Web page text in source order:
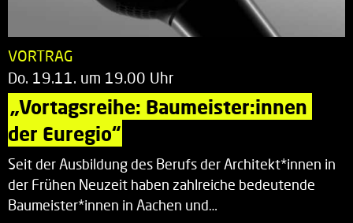
VORTRAG
Do. 19.11. um 19.00 Uhr
„Vortagsreihe: Baumeister:innen
der Euregio“
Seit der Ausbildung des Berufs der Architekt*innen in
der Frühen Neuzeit haben zahlreiche bedeutende
Baumeister*innen in Aachen und…